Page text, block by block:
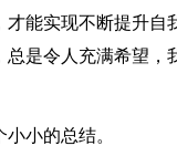
能实现不断提升自
是令人充满希望，
小的总结。